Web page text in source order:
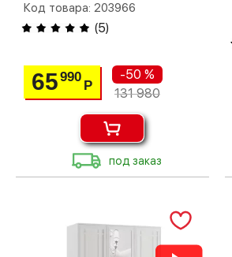
Код товара: 203966
(5)
65990
Р
-50 %
131 980
под заказ